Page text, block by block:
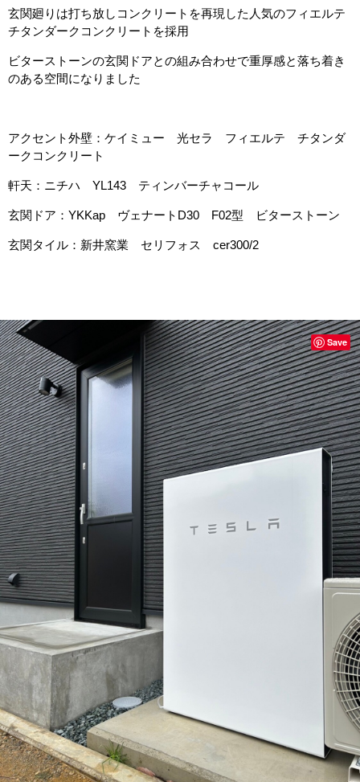
玄関廻りは打ち放しコンクリートを再現した人気のフィエルテ
チタンダークコンクリートを採用
ビターストーンの玄関ドアとの組み合わせで重厚感と落ち着き
のある空間になりました
アクセント外壁：ケイミュー 光セラ フィエルテ チタンダ
ークコンクリート
軒天：ニチハ YL143 ティンバーチャコール
玄関ドア：YKKap ヴェナートD30 F02型 ビターストーン
玄関タイル：新井窯業 セリフォス cer300/2
Save